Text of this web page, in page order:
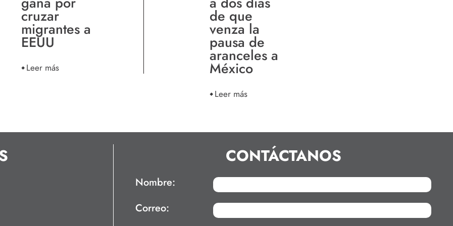
cruzar
migrantes a
EEUU
Leer más
de que
venza la
pausa de
aranceles a
México
Leer más
CONTÁCTANOS
Nombre:
Correo: